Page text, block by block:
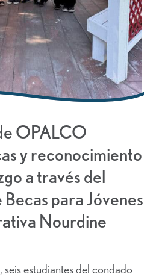
OPALCO
y reconocimiento
a través del
para Jóvenes
Nourdine
estudiantes del condado